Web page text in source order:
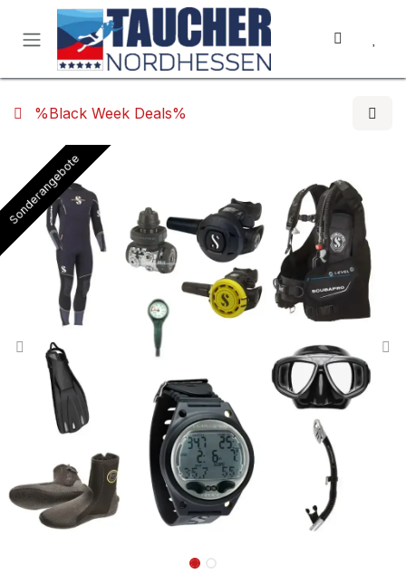
Zum Inhalt springen
%Black Week Deals%
Sonderangebote
Sonderangebote